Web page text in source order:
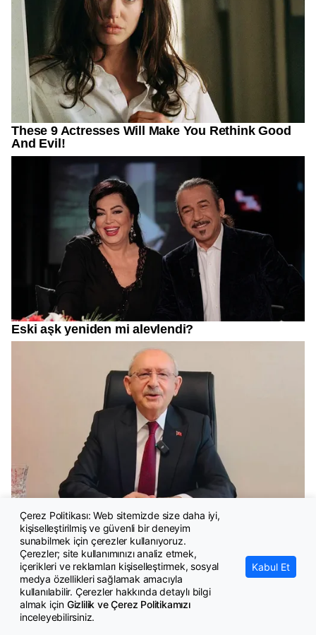
Çerez Politikası: Web sitemizde size daha iyi,
kişiselleştirilmiş ve güvenli bir deneyim
sunabilmek için çerezler kullanıyoruz.
Çerezler; site kullanımınızı analiz etmek,
içerikleri ve reklamları kişiselleştirmek, sosyal
medya özellikleri sağlamak amacıyla
kullanılabilir. Çerezler hakkında detaylı bilgi
almak için Gizlilik ve Çerez Politikamızı
inceleyebilirsiniz.
Kabul Et